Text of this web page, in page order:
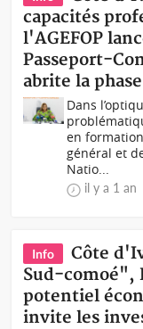
capacités
l'AGEFOP
Passeport-
abrite la
Dans
en
général et
Natio...
il y a 1 an
Info
Côte
Sud-comoé",
potentiel
invite les